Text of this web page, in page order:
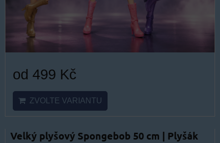
od 499 Kč
ZVOLTE VARIANTU
Velký plyšový Spongebob 50 cm | Plyšák